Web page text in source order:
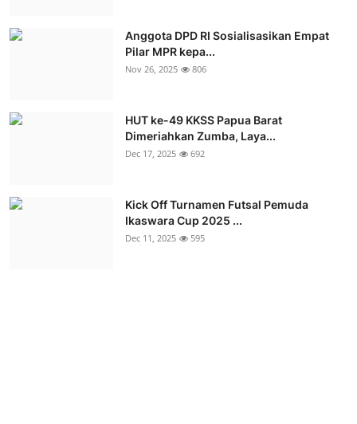
Anggota DPD RI Sosialisasikan Empat
Pilar MPR kepa...
Nov 26, 2025 806
HUT ke-49 KKSS Papua Barat
Dimeriahkan Zumba, Laya...
Dec 17, 2025 692
Kick Off Turnamen Futsal Pemuda
Ikaswara Cup 2025 ...
Dec 11, 2025 595